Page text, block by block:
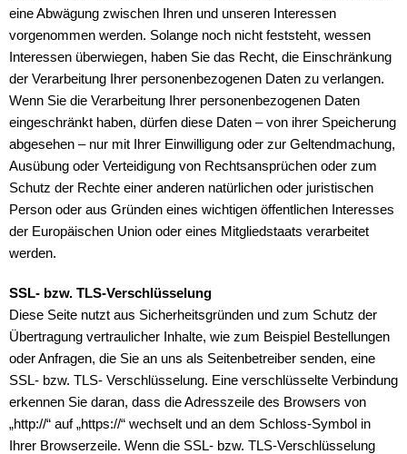
eine Abwägung zwischen Ihren und unseren Interessen
vorgenommen werden. Solange noch nicht feststeht, wessen
Interessen überwiegen, haben Sie das Recht, die Einschränkung
der Verarbeitung Ihrer personenbezogenen Daten zu verlangen.
Wenn Sie die Verarbeitung Ihrer personenbezogenen Daten
eingeschränkt haben, dürfen diese Daten – von ihrer Speicherung
abgesehen – nur mit Ihrer Einwilligung oder zur Geltendmachung,
Ausübung oder Verteidigung von Rechtsansprüchen oder zum
Schutz der Rechte einer anderen natürlichen oder juristischen
Person oder aus Gründen eines wichtigen öffentlichen Interesses
der Europäischen Union oder eines Mitgliedstaats verarbeitet
werden.
SSL- bzw. TLS-Verschlüsselung
Diese Seite nutzt aus Sicherheitsgründen und zum Schutz der
Übertragung vertraulicher Inhalte, wie zum Beispiel Bestellungen
oder Anfragen, die Sie an uns als Seitenbetreiber senden, eine
SSL- bzw. TLS- Verschlüsselung. Eine verschlüsselte Verbindung
erkennen Sie daran, dass die Adresszeile des Browsers von
„http://“ auf „https://“ wechselt und an dem Schloss-Symbol in
Ihrer Browserzeile. Wenn die SSL- bzw. TLS-Verschlüsselung